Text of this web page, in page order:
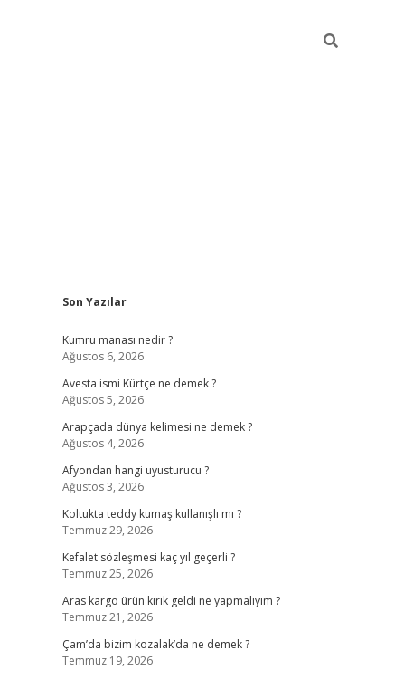
Sidebar
Son Yazılar
Kumru manası nedir ?
Ağustos 6, 2026
Avesta ismi Kürtçe ne demek ?
Ağustos 5, 2026
Arapçada dünya kelimesi ne demek ?
Ağustos 4, 2026
Afyondan hangi uyusturucu ?
Ağustos 3, 2026
Koltukta teddy kumaş kullanışlı mı ?
Temmuz 29, 2026
Kefalet sözleşmesi kaç yıl geçerli ?
Temmuz 25, 2026
Aras kargo ürün kırık geldi ne yapmalıyım ?
Temmuz 21, 2026
Çam’da bizim kozalak’da ne demek ?
Temmuz 19, 2026